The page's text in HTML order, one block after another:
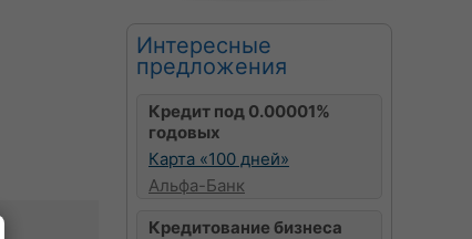
Интересные
предложения
Кредит под 0.00001%
годовых
Карта «100 дней»
Альфа-Банк
Кредитование бизнеса